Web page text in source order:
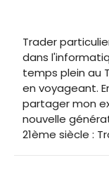
Trader
dans
temps plein au
en voyageant.
partager mon
nouvelle
21ème siècle :